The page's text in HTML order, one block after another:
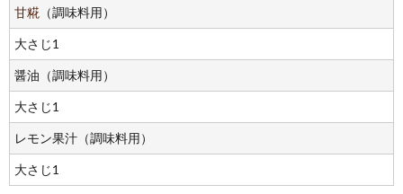
甘糀 （調味料用）
大さじ1
醤油（調味料用）
大さじ1
レモン果汁（調味料用）
大さじ1